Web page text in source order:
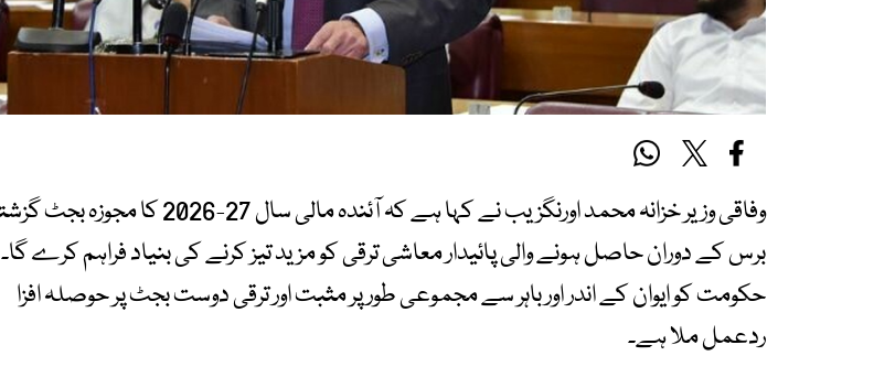
برس کے دوران حاصل ہونے والی پائیدار معاشی ترقی کو مزید تیز کرنے کی بنیاد فراہم کرے گا۔
حکومت کو ایوان کے اندر اور باہر سے مجموعی طور پر مثبت اور ترقی دوست بجٹ پر حوصلہ افزا
ردعمل ملا ہے۔